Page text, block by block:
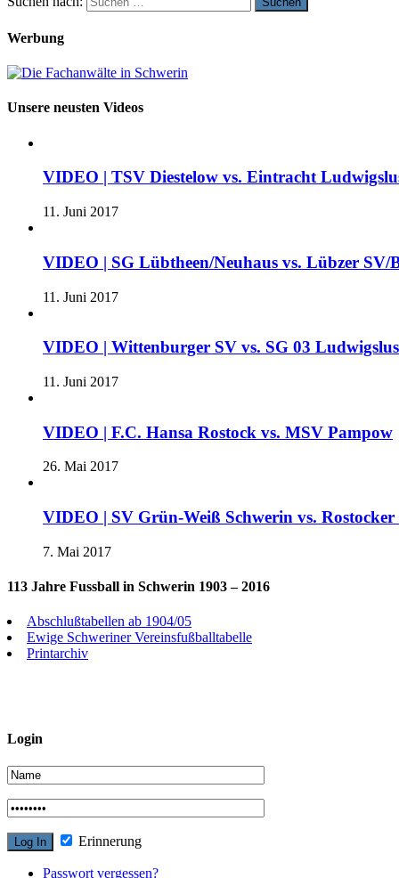
Werbung
Unsere neusten Videos
VIDEO | TSV Diestelow vs. Eintracht
11. Juni 2017
VIDEO | SG Lübtheen/Neuhaus vs. Lübzer SV/
11. Juni 2017
VIDEO | Wittenburger SV vs. SG 03
11. Juni 2017
VIDEO | F.C. Hansa Rostock vs. MSV Pampow
26. Mai 2017
VIDEO | SV Grün-Weiß Schwerin vs.
7. Mai 2017
113 Jahre Fussball in Schwerin 1903 – 2016
Abschlußtabellen ab 1904/05
Ewige Schweriner Vereinsfußballtabelle
Printarchiv
Login
Erinnerung
Passwort vergessen?